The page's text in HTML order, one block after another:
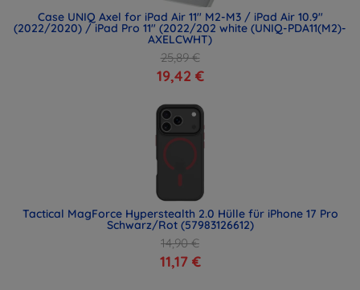
Case UNIQ Axel for iPad Air 11" M2-M3 / iPad Air 10.9"
(2022/2020) / iPad Pro 11" (2022/202 white (UNIQ-PDA11(M2)-
AXELCWHT)
25,89 €
19,42 €
Tactical MagForce Hyperstealth 2.0 Hülle für iPhone 17 Pro
Schwarz/Rot (57983126612)
14,90 €
11,17 €